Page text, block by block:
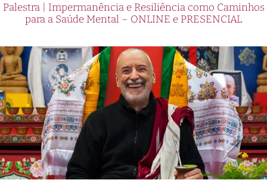
Palestra | Impermanência e Resiliência como Caminhos
para a Saúde Mental – ONLINE e PRESENCIAL